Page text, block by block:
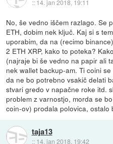
:: 14. jan 2018, 19:11
No, še vedno iščem razlago. Se
ETH, dobim nek ključ. Kaj si s
uporabim, da na (recimo
2 ETH XRP, kako to poteka?
(najraje bi še vedno na papir ali
nek wallet backup-am. Ti coini
da ne bo potrebno vsakič delati
stvari gredo v napačne roke itd.
problem z varnostjo, morda se
coin-ov) prodala polovica, ostalo
taja13
:: 14. jan 2018, 19:42